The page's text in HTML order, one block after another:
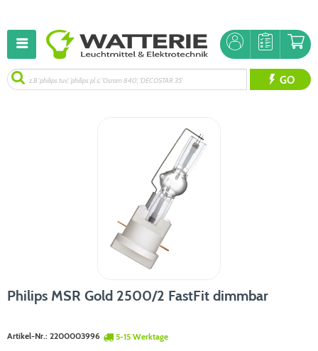
GO
Philips MSR Gold 2500/2 FastFit dimmbar
Artikel-Nr.: 2200003996 5-15 Werktage